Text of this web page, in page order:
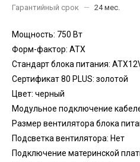
Гарантийный срок
— 24 мес.
Мощность: 750 Вт
Форм-фактор: ATX
Стандарт блока питания:
Сертификат 80 PLUS: золотой
Цвет: черный
Модульное подключение
Размер вентилятора блока
Подсветка вентилятора: Нет
Подключение материнской